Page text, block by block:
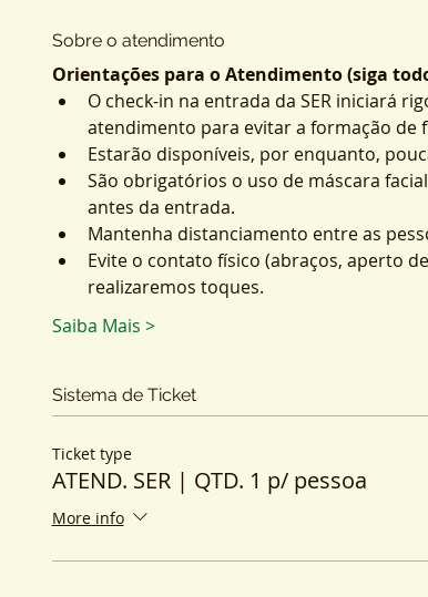
Sobre o atendimento
Orientações para o Atendimento (siga
O check-in na entrada da SER iniciará
atendimento para evitar a formação de
Estarão disponíveis, por enquanto,
São obrigatórios o uso de máscara
antes da entrada.
Mantenha distanciamento entre as
Evite o contato físico (abraços, aperto
realizaremos toques.
Saiba Mais >
Sistema de Ticket
Ticket type
ATEND. SER | QTD. 1 p/ pessoa
More info